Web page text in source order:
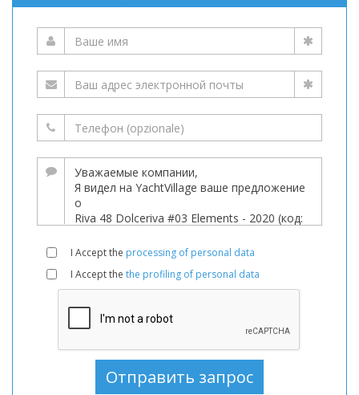
I Accept the processing of personal data
I Accept the the profiling of personal data